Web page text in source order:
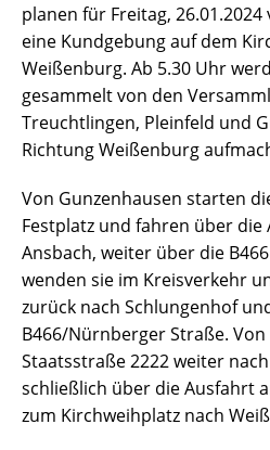
planen für Freitag,
eine Kundgebung auf dem
Weißenburg. Ab 5.30 Uhr
gesammelt von den
Treuchtlingen, Pleinfeld und
Richtung Weißenburg
Von Gunzenhausen starten
Festplatz und fahren über
Ansbach, weiter über die
wenden sie im Kreisverkehr
zurück nach Schlungenhof
B466/Nürnberger Straße.
Staatsstraße 2222 weiter
schließlich über die Ausfahrt
zum Kirchweihplatz nach